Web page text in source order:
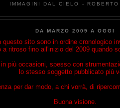
IMMAGINI DAL CIELO - ROBERTO
DA MARZO 2009 A OGGI
questo sito sono in ordine cronologico
a ritroso fino all'inizio del 2009 quando
più occasioni, spesso con
lo stesso soggetto pubblicato più
per dar modo, a chi vorrà, di
Buona visione.